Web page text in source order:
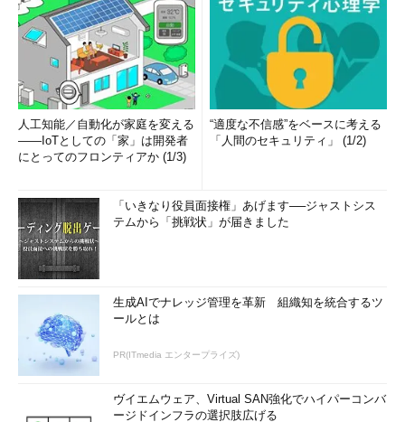
人工知能／自動化が家庭を変える
――IoTとしての「家」は開発者
にとってのフロンティアか (1/3)
“適度な不信感”をベースに考える
「人間のセキュリティ」 (1/2)
「いきなり役員面接権」あげます──ジャストシス
テムから「挑戦状」が届きました
生成AIでナレッジ管理を革新 組織知を統合するツ
ールとは
PR(ITmedia エンタープライズ)
ヴイエムウェア、Virtual SAN強化でハイパーコンバ
ージドインフラの選択肢広げる